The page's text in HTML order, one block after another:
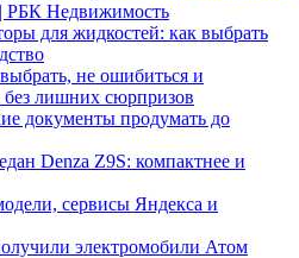
| РБК Недвижимость
для жидкостей: как выбрать
не ошибиться и
без лишних сюрпризов
документы продумать до
Denza Z9S: компактнее и
сервисы Яндекса и
электромобили Атом